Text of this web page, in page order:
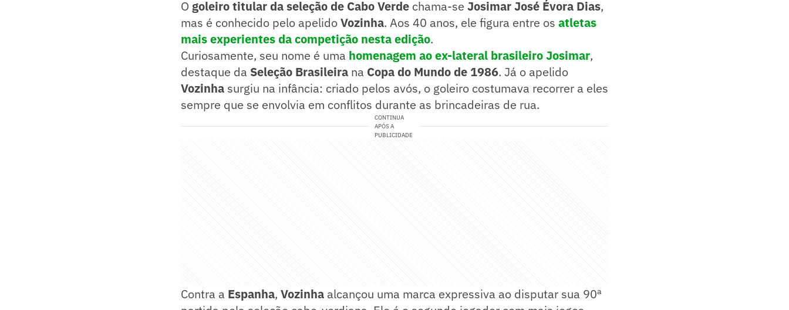
O goleiro titular da seleção de Cabo Verde chama-se Josimar José Évora Dias,
mas é conhecido pelo apelidoVozinha. Aos 40 anos, ele figura entre os atletas
mais experientes da competição nesta edição.
Curiosamente, seu nome é uma homenagem ao ex-lateral brasileiroJosimar,
destaque da Seleção Brasileira na Copa do Mundo de 1986. Já o apelido
Vozinha surgiu na infância: criado pelos avós, o goleiro costumava recorrer a eles
sempre que se envolvia em conflitos durante as brincadeiras de rua.
CONTINUA
APÓS A
PUBLICIDADE
Contra a Espanha, Vozinha alcançou uma marca expressiva ao disputar sua 90ª